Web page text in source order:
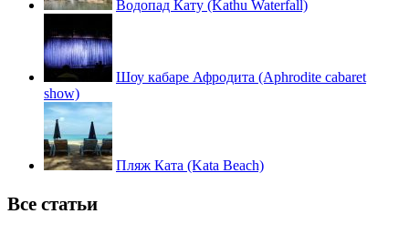
Водопад Кату (Kathu Waterfall)
Шоу кабаре Афродита (Aphrodite cabaret
show)
Пляж Ката (Kata Beach)
Все статьи